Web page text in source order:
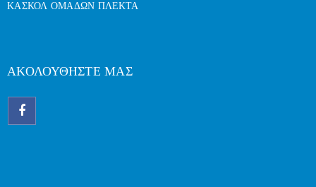
ΚΑΣΚΟΛ ΟΜΑΔΩΝ ΠΛΕΚΤΑ
ΑΚΟΛΟΥΘΗΣΤΕ ΜΑΣ